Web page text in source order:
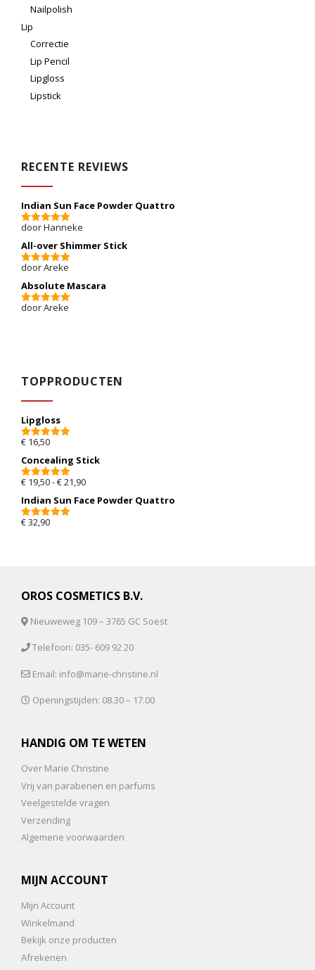
Nailpolish
Lip
Correctie
Lip Pencil
Lipgloss
Lipstick
RECENTE REVIEWS
Indian Sun Face Powder Quattro
5van 5
door Hanneke
All-over Shimmer Stick
5van 5
door Areke
Absolute Mascara
5van 5
door Areke
TOPPRODUCTEN
Lipgloss
5.00van 5
€ 16,50
Concealing Stick
5.00van 5
€ 19,50-€21,90Prijsklasse: € 19,50 tot € 21,90
Indian Sun Face Powder Quattro
5.00van 5
€32,90
OROS COSMETICS B.V.
Nieuweweg 109 – 3765 GC Soest
Telefoon: 035- 609 92 20
Email: info@marie-christine.nl
Openingstijden: 08.30 – 17.00
HANDIG OM TE WETEN
Over Marie Christine
Vrij van parabenen en parfums
Veelgestelde vragen
Verzending
Algemene voorwaarden
MIJN ACCOUNT
Mijn Account
Winkelmand
Bekijk onze producten
Afrekenen